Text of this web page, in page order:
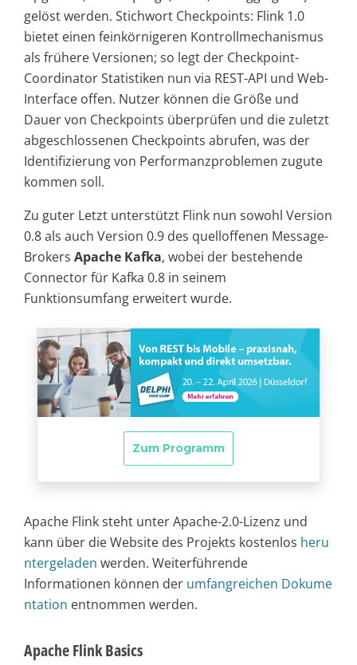
gelöst werden. Stichwort Checkpoints: Flink 1.0
bietet einen feinkörnigeren Kontrollmechanismus
als frühere Versionen; so legt der Checkpoint-
Coordinator Statistiken nun via REST-API und Web-
Interface offen. Nutzer können die Größe und
Dauer von Checkpoints überprüfen und die zuletzt
abgeschlossenen Checkpoints abrufen, was der
Identifizierung von Performanzproblemen zugute
kommen soll.
Zu guter Letzt unterstützt Flink nun sowohl Version
0.8 als auch Version 0.9 des quelloffenen Message-
Brokers Apache Kafka, wobei der bestehende
Connector für Kafka 0.8 in seinem
Funktionsumfang erweitert wurde.
Apache Flink steht unter Apache-2.0-Lizenz und
kann über die Website des Projekts kostenlos heru
ntergeladen werden. Weiterführende
Informationen können der umfangreichen Dokume
ntation entnommen werden.
Apache Flink Basics